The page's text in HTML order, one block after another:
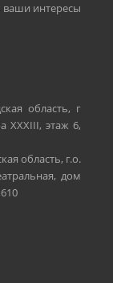
ваши интересы
область, г
XXXIII, этаж 6,
область, г.о.
дом